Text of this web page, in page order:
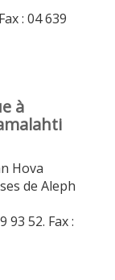
: 04 639
à
Hova
de Aleph
52. Fax :